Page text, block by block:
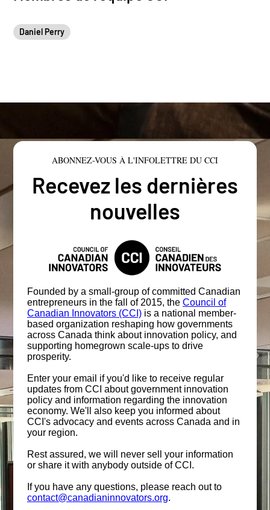
Daniel Perry
ABONNEZ-VOUS À L'INFOLETTRE DU CCI
Recevez les dernières
nouvelles